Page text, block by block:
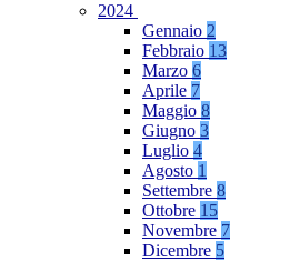
2024
Gennaio 2
Febbraio 13
Marzo 6
Aprile 7
Maggio 8
Giugno 3
Luglio 4
Agosto 1
Settembre 8
Ottobre 15
Novembre 7
Dicembre 5